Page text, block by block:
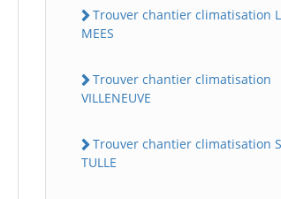
Trouver chantier climatisation
MEES
Trouver chantier climatisation
VILLENEUVE
Trouver chantier climatisation
TULLE